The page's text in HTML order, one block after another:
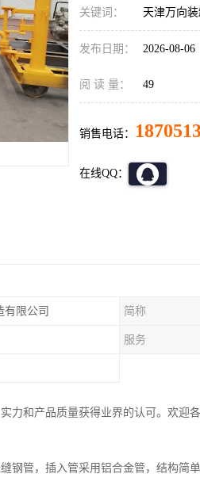
关键词： 天津万向
发布日期： 2026-08-06
阅 读 量： 49
销售电话：
在线QQ：
限公司 简称
服务
力和产品质量获得业界的认可。欢迎
钢管，插入管采用铝合金管，结构简